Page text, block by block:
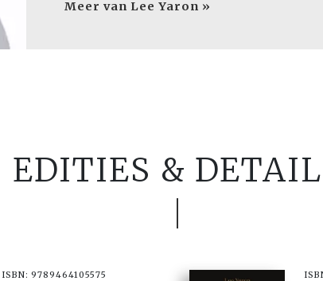
Meer van Lee Yaron »
EDITIES &
ISBN: 9789464105575